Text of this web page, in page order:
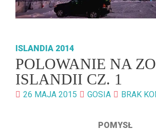
ISLANDIA 2014
POLOWANIE NA
ISLANDII CZ. 1
26 MAJA 2015 GOSIA BRAK
POMYSŁ